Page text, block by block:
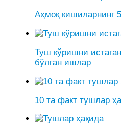
Аҳмоқ кишиларнинг
Туш кўришни
бўлган ишлар
10 та факт тушлар